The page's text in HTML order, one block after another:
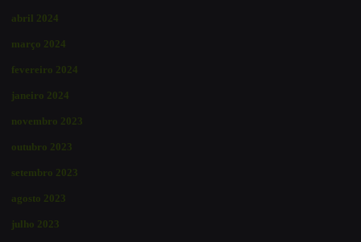
abril 2024
março 2024
fevereiro 2024
janeiro 2024
novembro 2023
outubro 2023
setembro 2023
agosto 2023
julho 2023